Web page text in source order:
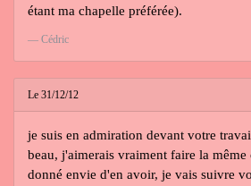
étant ma chapelle préférée).
Cédric
Le 31/12/12
je suis en admiration devant votre
beau, j'aimerais vraiment faire la même
donné envie d'en avoir, je vais suivre